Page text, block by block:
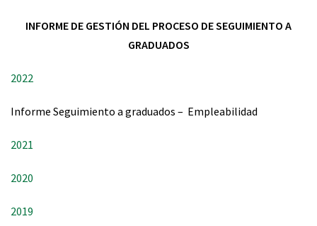
INFORME DE GESTIÓN DEL PROCESO DE SEGUIMIENTO A
GRADUADOS
2022
Informe Seguimiento a graduados – Empleabilidad
2021
2020
2019